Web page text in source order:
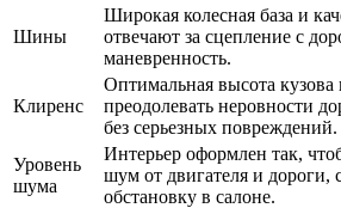
Шины
Широкая колесная база и
отвечают за сцепление с
маневренность.
Клиренс
Оптимальная высота кузова
преодолевать неровности
без серьезных повреждений.
Уровень
шума
Интерьер оформлен так,
шум от двигателя и дороги,
обстановку в салоне.